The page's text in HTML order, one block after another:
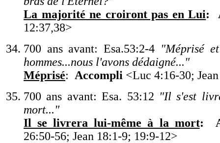
La majorité ne croiront pas en Lui:
12:37,38>
700 ans avant: Esa.53:2-4 "Méprisé
hommes...nous l'avons dédaigné..."
Méprisé: Accompli <Luc 4:16-30;
700 ans avant: Esa. 53:12 "Il s'est
mort..."
Il se livrera lui-même à la mort:
26:50-56; Jean 18:1-9; 19:9-12>